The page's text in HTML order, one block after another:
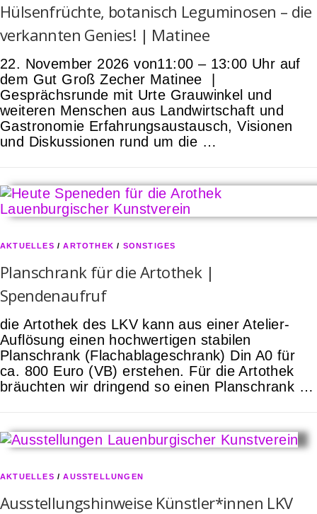
Hülsenfrüchte, botanisch Leguminosen – die
verkannten Genies! | Matinee
22. November 2026 von11:00 – 13:00 Uhr auf
dem Gut Groß Zecher Matinee |
Gesprächsrunde mit Urte Grauwinkel und
weiteren Menschen aus Landwirtschaft und
Gastronomie Erfahrungsaustausch, Visionen
und Diskussionen rund um die …
AKTUELLES /ARTOTHEK / SONSTIGES
Planschrank für die Artothek |
Spendenaufruf
die Artothek des LKV kann aus einer Atelier-
Auflösung einen hochwertigen stabilen
Planschrank (Flachablageschrank) Din A0 für
ca. 800 Euro (VB) erstehen. Für die Artothek
bräuchten wir dringend so einen Planschrank …
AKTUELLES /AUSSTELLUNGEN
Ausstellungshinweise Künstler*innen LKV